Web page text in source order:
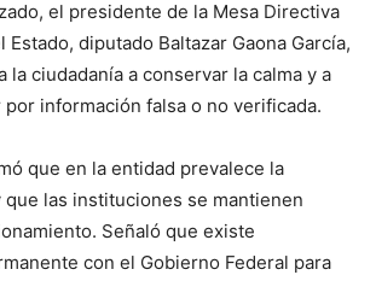
el presidente de la Mesa Directiva
diputado Baltazar Gaona García,
la ciudadanía a conservar la calma y a
información falsa o no verificada.
que en la entidad prevalece la
las instituciones se mantienen
Señaló que existe
con el Gobierno Federal para